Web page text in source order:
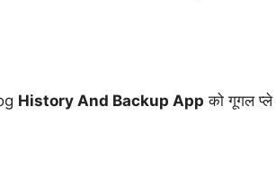
History And Backup App को गूगल प्ले